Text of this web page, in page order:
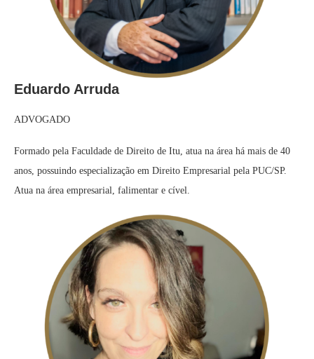
Eduardo Arruda
ADVOGADO
Formado pela Faculdade de Direito de Itu, atua na área há mais de 40
anos, possuindo especialização em Direito Empresarial pela PUC/SP.
Atua na área empresarial, falimentar e cível.